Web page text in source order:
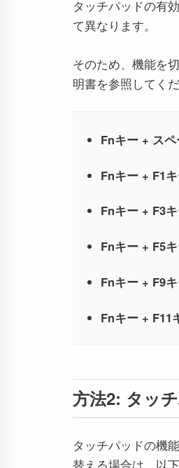
タッチパッドの有
て異なります。
そのため、機能を
明書を参照してくだ
Fnキー + ス
Fnキー + F1
Fnキー + F3
Fnキー + F5
Fnキー + F9
Fnキー + F11
方法2: タッ
タッチパッドの機
替える場合は、以